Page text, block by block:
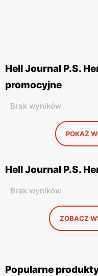
Hell Journal P.S.
promocyjne
Brak wyników
POKAŻ
Hell Journal P.S.
Brak wyników
ZOBACZ
Popularne